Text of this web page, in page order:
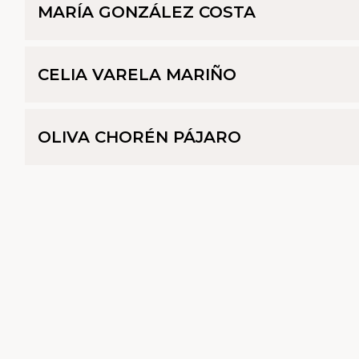
MARÍA GONZÁLEZ COSTA
CELIA VARELA MARIÑO
OLIVA CHORÉN PÁJARO